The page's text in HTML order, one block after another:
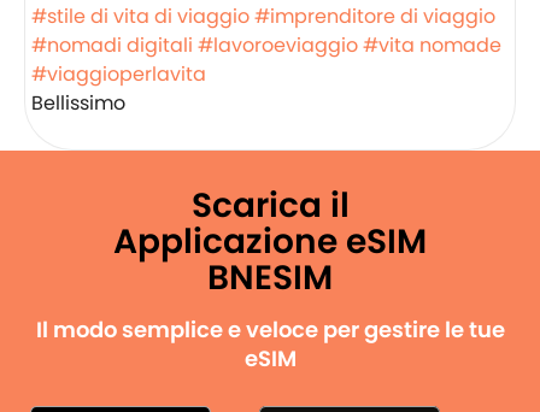
#stile di vita di viaggio#imprenditore di viaggio
#nomadi digitali #lavoroeviaggio#vita nomade
#viaggioperlavita
Bellissimo
Scarica il
Applicazione eSIM
BNESIM
Il modo semplice e veloce per gestire le tue
eSIM